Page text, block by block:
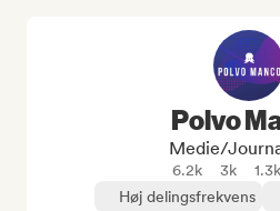
Polvo
Medie/
6.2k 3k 1.3k
Høj delingsfrekvens